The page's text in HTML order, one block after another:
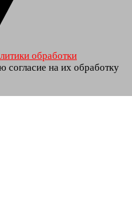
обработки
согласие на их обработку